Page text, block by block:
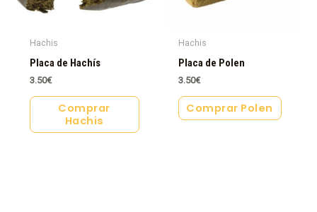
Hachis
Placa de Hachís
3.50€
Comprar
Hachis
Hachis
Placa de Polen
3.50€
Comprar Polen